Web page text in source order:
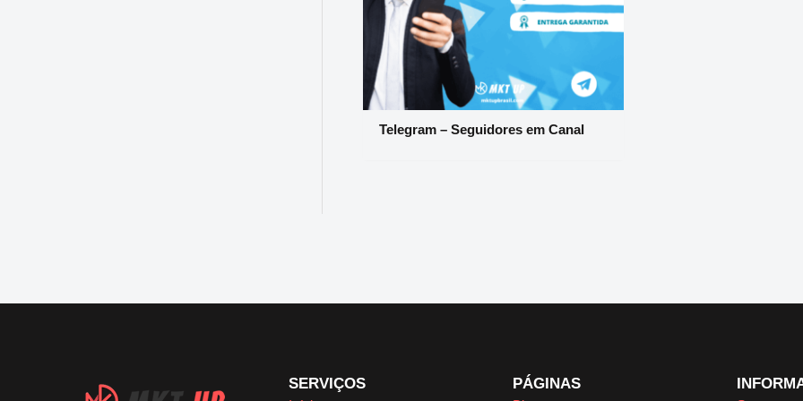
Telegram – Seguidores em Canal
SERVIÇOS PÁGINAS